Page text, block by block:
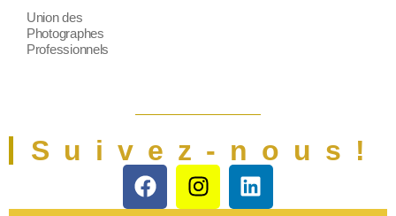
Union des
Photographes
Professionnels
Suivez-nous!